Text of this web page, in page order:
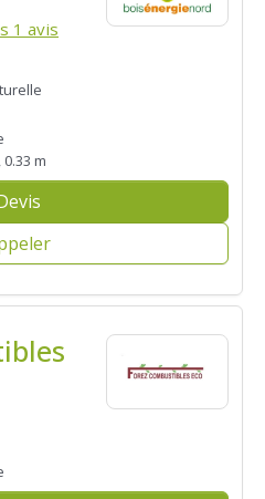
1 avis
0.33 m